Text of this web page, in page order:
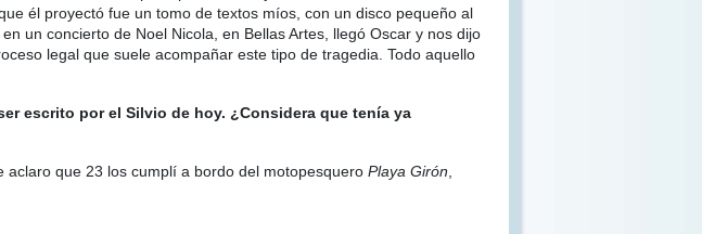
él proyectó fue un tomo de textos míos, con un disco pequeño al
un concierto de Noel Nicola, en Bellas Artes, llegó Oscar y nos dijo
legal que suele acompañar este tipo de tragedia. Todo aquello
escrito por el Silvio de hoy. ¿Considera que tenía ya
aclaro que 23 los cumplí a bordo del motopesquero Playa Girón